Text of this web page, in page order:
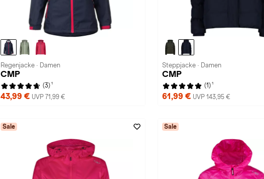
Regenjacke · Damen
CMP
(3) 1
43,99 € UVP 71,99 €
Steppjacke · Damen
CMP
(1) 1
61,99 € UVP 143,95 €
Sale Sale